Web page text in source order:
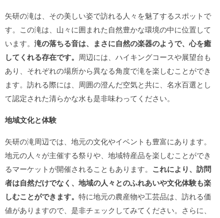
矢研の滝は、その美しい姿で訪れる人々を魅了するスポットで
す。この滝は、山々に囲まれた自然豊かな環境の中に位置して
います。 滝の落ちる音は、まさに自然の楽器のようで、心を癒
してくれる存在です。 周辺には、ハイキングコースや展望台も
あり、それぞれの場所から異なる角度で滝を楽しむことができ
ます。訪れる際には、周囲の澄んだ空気と共に、名水百選とし
て認定された清らかな水も是非味わってください。
地域文化と体験
矢研の滝周辺では、地元の文化やイベントも豊富にあります。
地元の人々が主催する祭りや、地域特産品を楽しむことができ
るマーケットが開催されることもあります。 これにより、訪問
者は自然だけでなく、地域の人々とのふれあいや文化体験も楽
しむことができます。 特に地元の農産物や工芸品は、訪れる価
値がありますので、是非チェックしてみてください。さらに、